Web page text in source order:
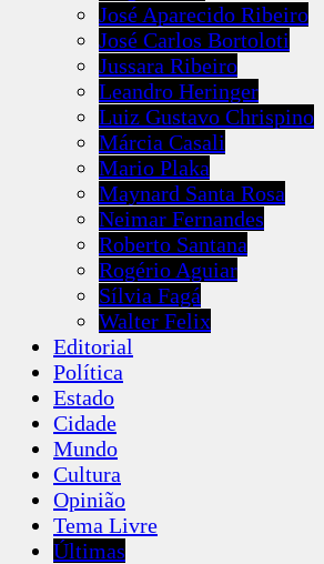
José Aparecido Ribeiro
José Carlos Bortoloti
Jussara Ribeiro
Leandro Heringer
Luiz Gustavo Chrispino
Márcia Casali
Mario Plaka
Maynard Santa Rosa
Neimar Fernandes
Roberto Santana
Rogério Aguiar
Sílvia Fagá
Walter Felix
Editorial
Política
Estado
Cidade
Mundo
Cultura
Opinião
Tema Livre
Últimas